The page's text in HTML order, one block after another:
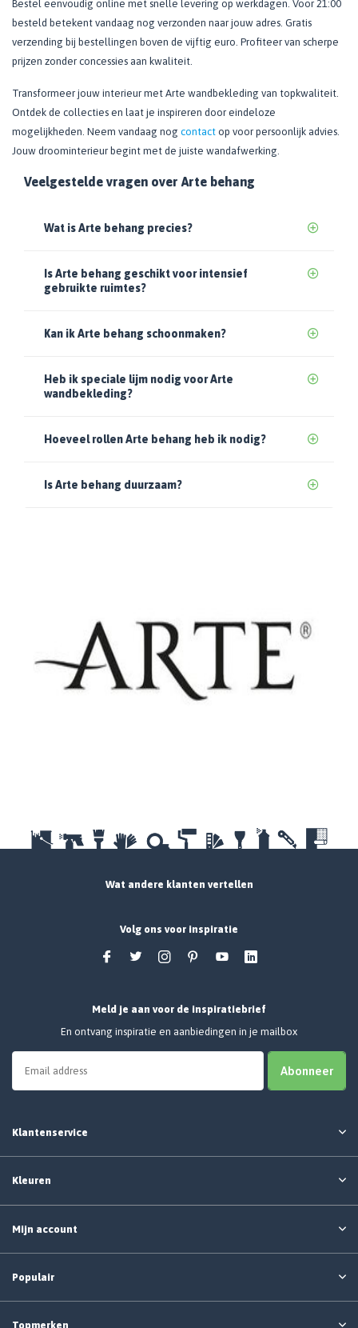
Bestel eenvoudig online met snelle levering op werkdagen. Voor 21:00
besteld betekent vandaag nog verzonden naar jouw adres. Gratis
verzending bij bestellingen boven de vijftig euro. Profiteer van scherpe
prijzen zonder concessies aan kwaliteit.
Transformeer jouw interieur met Arte wandbekleding van topkwaliteit.
Ontdek de collecties en laat je inspireren door eindeloze
mogelijkheden. Neem vandaag nog contact op voor persoonlijk advies.
Jouw droominterieur begint met de juiste wandafwerking.
Veelgestelde vragen over Arte behang
Wat is Arte behang precies?
Is Arte behang geschikt voor intensief
gebruikte ruimtes?
Kan ik Arte behang schoonmaken?
Heb ik speciale lijm nodig voor Arte
wandbekleding?
Hoeveel rollen Arte behang heb ik nodig?
Is Arte behang duurzaam?
Wat andere klanten vertellen
Volg ons voor inspiratie
Meld je aan voor de inspiratiebrief
En ontvang inspiratie en aanbiedingen in je mailbox
Abonneer
Klantenservice
Kleuren
Mijn account
Populair
Topmerken